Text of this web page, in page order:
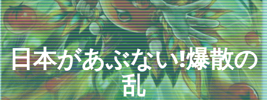
日本があぶない!爆散の
乱